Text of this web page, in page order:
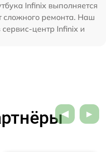
Infinix выполняется
сложного ремонта. Наш
сервис-центр Infinix и